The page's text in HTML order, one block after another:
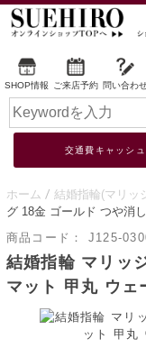
SHOP情報 ご来店予約 問い合わ
交通費キャッシ
ホーム 結婚指輪(マリッ
グ 18金 ゴールド つや消
商品コード：
J125-
結婚指輪 マリッ
マット 甲丸 ウェ